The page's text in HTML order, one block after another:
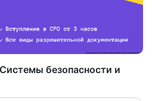
Системы безопасности и